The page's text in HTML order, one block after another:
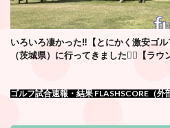
いろいろ凄かった‼️【とにかく激安ゴ
（茨城県）に行ってきました🏌️‍♂️【ラ
ゴルフ試合速報・結果 FLASHSCORE（外